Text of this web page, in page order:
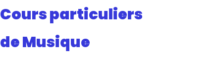
Cours particuliers
de Musique